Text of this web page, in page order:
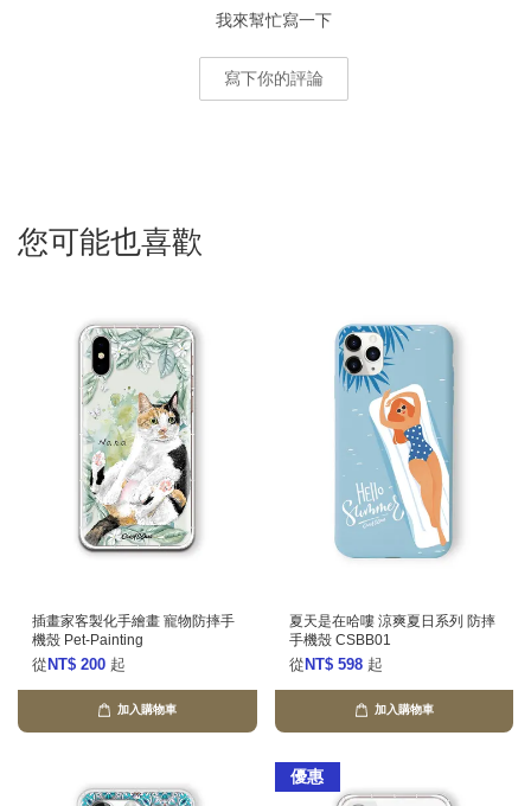
我來幫忙寫一下
寫下你的評論
您可能也喜歡
插畫家客製化手繪畫 寵物防摔手
機殼 Pet-Painting
從 NT$ 200 起
加入購物車
夏天是在哈嘍 涼爽夏日系列 防摔
手機殼 CSBB01
從 NT$ 598 起
加入購物車
優惠